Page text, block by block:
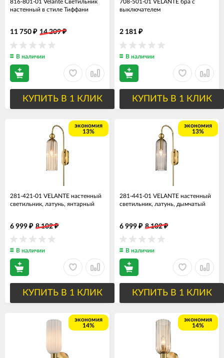
816-801-01 Velante Светильник
настенный в стиле Тиффани
11 750 ₽ 14 209₽
В наличии
КУПИТЬ В 1 КЛИК
708-501-01 VELANTE бра с
выключателем
2 181 ₽
В наличии
КУПИТЬ В 1 КЛИК
экономия
13%
281-421-01 VELANTE настенный
светильник, латунь, янтарный
6 999 ₽ 8 102₽
В наличии
КУПИТЬ В 1 КЛИК
экономия
13%
281-441-01 VELANTE настенный
светильник, латунь, дымчатый
6 999 ₽ 8 102₽
В наличии
КУПИТЬ В 1 КЛИК
экономия
14%
экономия
14%